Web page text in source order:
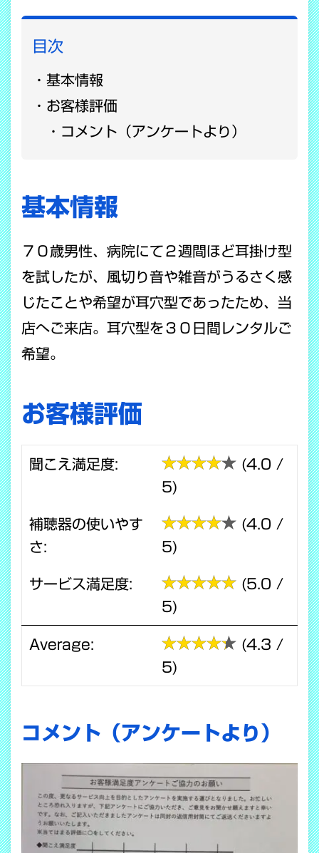
目次
基本情報
お客様評価
コメント（アンケートより）
基本情報
７０歳男性、病院にて２週間ほど耳掛け型
を試したが、風切り音や雑音がうるさく感
じたことや希望が耳穴型であったため、当
店へご来店。耳穴型を３０日間レンタルご
希望。
お客様評価
聞こえ満足度:
(4.0 /
5)
補聴器の使いやす
さ:
(4.0 /
5)
サービス満足度:
(5.0 /
5)
Average:
(4.3 /
5)
コメント（アンケートより）